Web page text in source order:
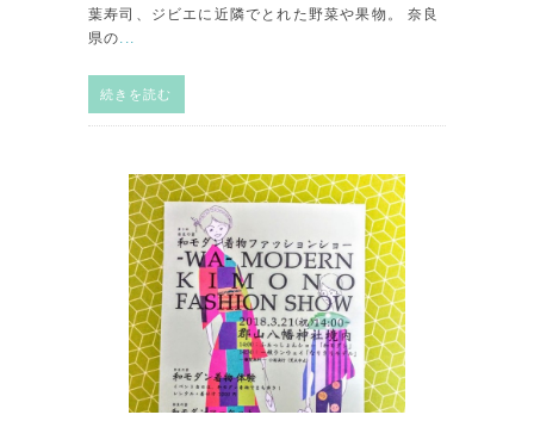
葉寿司、ジビエに近隣でとれた野菜や果物。 奈良
県の...
続きを読む